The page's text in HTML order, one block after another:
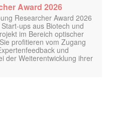
Award 2026
Researcher Award 2026
ups aus Biotech und
im Bereich optischer
profitieren vom Zugang
und
der Weiterentwicklung ihrer